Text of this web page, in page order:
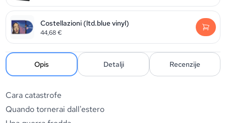
Costellazioni (ltd.blue vinyl)
44,68€
Opis Detalji Recenzije
Cara catastrofe
Quando tornerai dall'estero